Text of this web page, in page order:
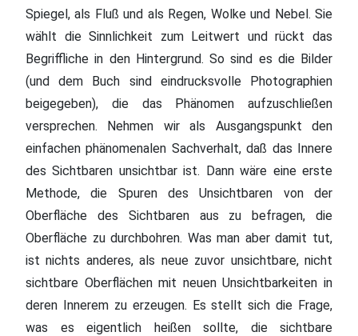
Spiegel, als Fluß und als Regen, Wolke und Nebel. Sie
wählt die Sinnlichkeit zum Leitwert und rückt das
Begriffliche in den Hintergrund. So sind es die Bilder
(und dem Buch sind eindrucksvolle Photographien
beigegeben), die das Phänomen aufzuschließen
versprechen. Nehmen wir als Ausgangspunkt den
einfachen phänomenalen Sachverhalt, daß das Innere
des Sichtbaren unsichtbar ist. Dann wäre eine erste
Methode, die Spuren des Unsichtbaren von der
Oberfläche des Sichtbaren aus zu befragen, die
Oberfläche zu durchbohren. Was man aber damit tut,
ist nichts anderes, als neue zuvor unsichtbare, nicht
sichtbare Oberflächen mit neuen Unsichtbarkeiten in
deren Innerem zu erzeugen. Es stellt sich die Frage,
was es eigentlich heißen sollte, die sichtbare